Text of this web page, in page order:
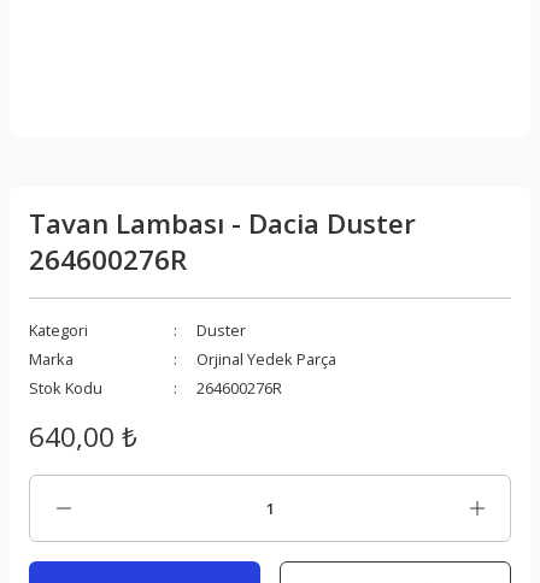
Tavan Lambası - Dacia Duster
264600276R
Kategori
Duster
Marka
Orjinal Yedek Parça
Stok Kodu
264600276R
640,00 ₺